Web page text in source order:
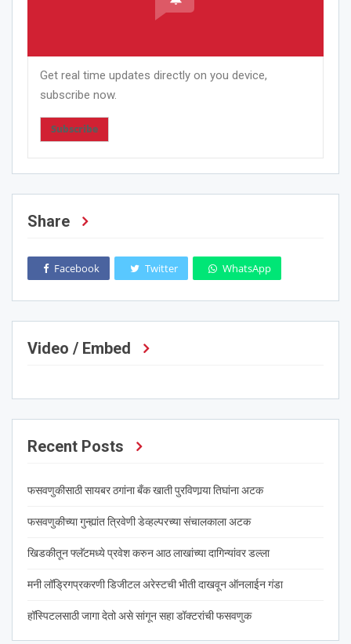
Get real time updates directly on you device,
subscribe now.
Subscribe
Share
Facebook Twitter WhatsApp
Video / Embed
Recent Posts
फसवणुकीसाठी सायबर ठगांना बँक खाती पुरविणार्‍या तिघांना अटक
फसवणुकीच्या गुन्ह्यांत त्रिवेणी डेव्हल्परच्या संचालकाला अटक
खिडकीतून फ्लॅटमध्ये प्रवेश करुन आठ लाखांच्या दागिन्यांवर डल्ला
मनी लॉड्रिगप्रकरणी डिजीटल अरेस्टची भीती दाखवून ऑनलाईन गंडा
हॉस्पिटलसाठी जागा देतो असे सांगून सहा डॉक्टरांची फसवणुक